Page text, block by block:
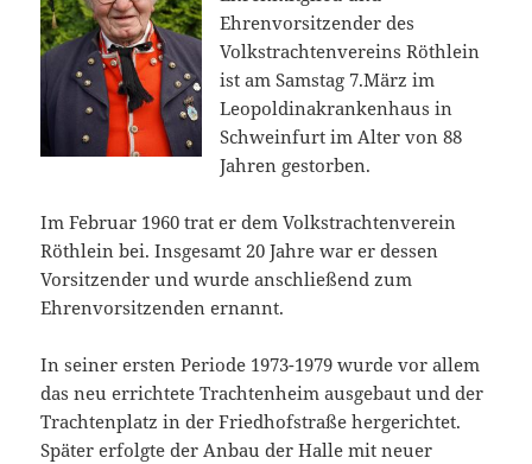
Ehrenvorsitzender des
Volkstrachtenvereins Röthlein
ist am Samstag 7.März im
Leopoldinakrankenhaus in
Schweinfurt im Alter von 88
Jahren gestorben.
Im Februar 1960 trat er dem Volkstrachtenverein
Röthlein bei. Insgesamt 20 Jahre war er dessen
Vorsitzender und wurde anschließend zum
Ehrenvorsitzenden ernannt.
In seiner ersten Periode 1973-1979 wurde vor allem
das neu errichtete Trachtenheim ausgebaut und der
Trachtenplatz in der Friedhofstraße hergerichtet.
Später erfolgte der Anbau der Halle mit neuer